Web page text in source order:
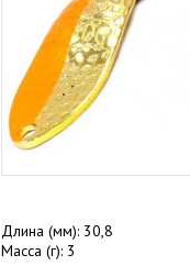
Длина (мм): 30,8
Масса (г): 3